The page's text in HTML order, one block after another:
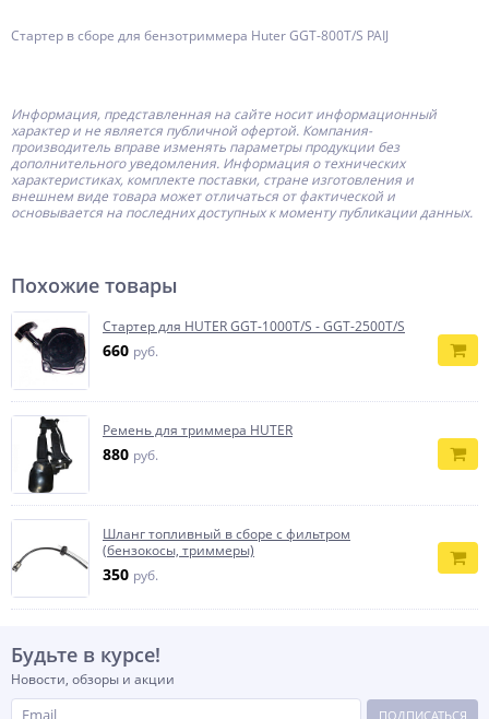
Стартер в сборе для бензотриммера Huter GGT-800T/S PAIJ
Информация, представленная на сайте носит информационный
характер и не является публичной офертой. Компания-
производитель вправе изменять параметры продукции без
дополнительного уведомления. Информация о технических
характеристиках, комплекте поставки, стране изготовления и
внешнем виде товара может отличаться от фактической и
основывается на последних доступных к моменту публикации данных.
Похожие товары
Стартер для HUTER GGT-1000T/S - GGT-2500T/S
660 руб.
Ремень для триммера HUTER
880 руб.
Шланг топливный в сборе с фильтром
(бензокосы, триммеры)
350 руб.
Будьте в курсе!
Новости, обзоры и акции
ПОДПИСАТЬСЯ